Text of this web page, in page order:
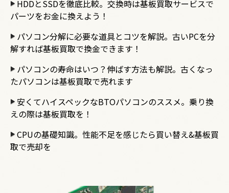
HDDとSSDを徹底比較。交換時は基板買取サービスで
パーツをお金に換えよう！
パソコン分解に必要な道具とコツを解説。古いPCを分
解すれば基板買取で換金できます！
パソコンの寿命はいつ？伸ばす方法も解説。古くなっ
たパソコンは基板買取で売れます
安くてハイスペックなBTOパソコンのススメ。乗り換
えの際は基板買取を！
CPUの基礎知識。性能不足を感じたら買い替え&基板買
取で売却を